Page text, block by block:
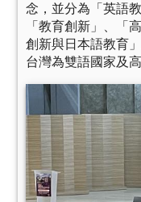
念，並分為「英語
「教育創新」、「
創新與日本語教育
台灣為雙語國家及